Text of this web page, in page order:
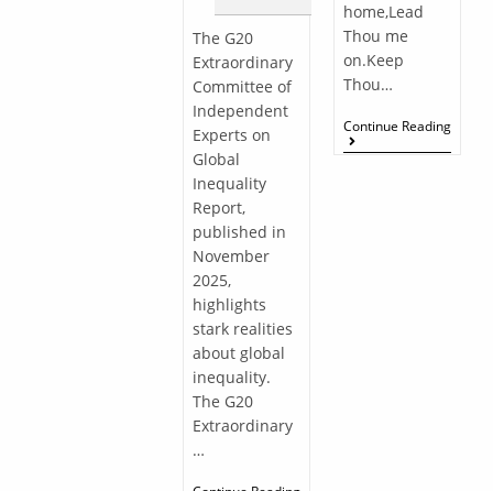
The G20
Extraordinary
Committee of
Independent
Experts on
Global
Inequality
Report,
published in
November
2025,
highlights
stark realities
about global
inequality.
The G20
Extraordinary
…
home,Lead
Thou me
on.Keep
Thou…
Continue Reading